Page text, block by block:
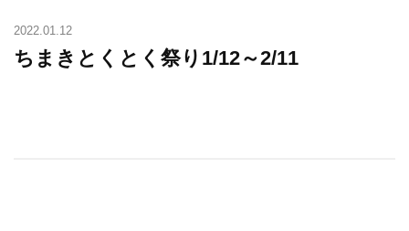
2022.01.12
ちまきとくとく祭り1/12～2/11